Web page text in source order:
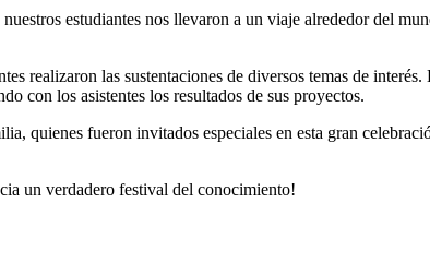
estudiantes nos llevaron a un viaje alrededor del
realizaron las sustentaciones de diversos temas de
con los asistentes los resultados de sus proyectos.
quienes fueron invitados especiales en esta gran
un verdadero festival del conocimiento!